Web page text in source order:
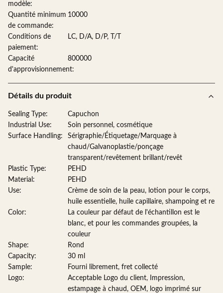
modèle:
Quantité minimum
de commande:
10000
Conditions de
paiement:
LC, D/A, D/P, T/T
Capacité
d'approvisionnement:
800000
Détails du produit
Sealing Type:
Capuchon
Industrial Use:
Soin personnel, cosmétique
Surface Handling:
Sérigraphie/Étiquetage/Marquage à
chaud/Galvanoplastie/ponçage
transparent/revêtement brillant/revêt
Plastic Type:
PEHD
Material:
PEHD
Use:
Crème de soin de la peau, lotion pour le corps,
huile essentielle, huile capillaire, shampoing et re
Color:
La couleur par défaut de l'échantillon est le
blanc, et pour les commandes groupées, la
couleur
Shape:
Rond
Capacity:
30 ml
Sample:
Fourni librement, fret collecté
Logo:
Acceptable Logo du client, Impression,
estampage à chaud, OEM, logo imprimé sur